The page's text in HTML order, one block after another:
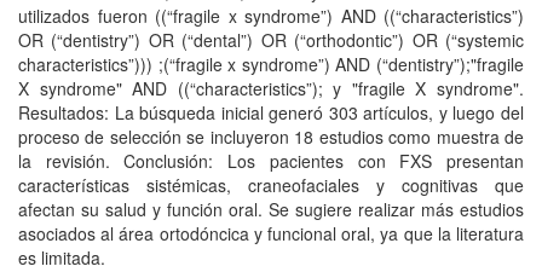
utilizados fueron ((“fragile x syndrome”) AND ((“characteristics”)
OR (“dentistry”) OR (“dental”) OR (“orthodontic”) OR (“systemic
characteristics”))) ;(“fragile x syndrome”) AND (“dentistry”);"fragile
X syndrome" AND ((“characteristics”); y "fragile X syndrome".
Resultados: La búsqueda inicial generó 303 artículos, y luego del
proceso de selección se incluyeron 18 estudios como muestra de
la revisión. Conclusión: Los pacientes con FXS presentan
características sistémicas, craneofaciales y cognitivas que
afectan su salud y función oral. Se sugiere realizar más estudios
asociados al área ortodóncica y funcional oral, ya que la literatura
es limitada.